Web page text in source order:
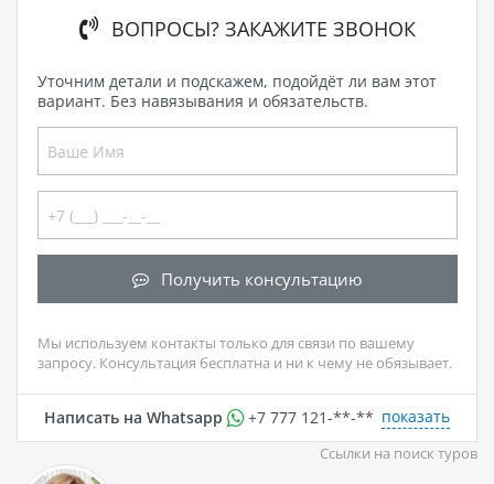
ВОПРОСЫ? ЗАКАЖИТЕ ЗВОНОК
Уточним детали и подскажем, подойдёт ли вам этот
вариант. Без навязывания и обязательств.
Получить консультацию
Мы используем контакты только для связи по вашему
запросу. Консультация бесплатна и ни к чему не обязывает.
Написать на Whatsapp +7 777 121-**-** показать
Ссылки на поиск туров